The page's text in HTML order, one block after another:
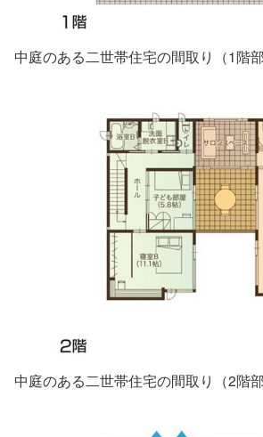
中庭のある二世帯住宅の間取り（1階部
中庭のある二世帯住宅の間取り（2階部